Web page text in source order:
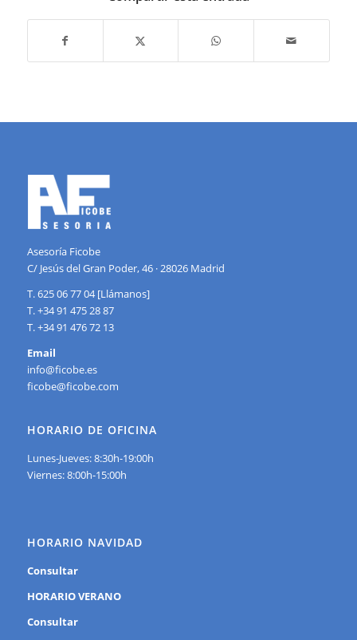
Asesoría Ficobe
C/ Jesús del Gran Poder, 46 · 28026 Madrid
T. 625 06 77 04 [Llámanos]
T. +34 91 475 28 87
T. +34 91 476 72 13
Email
info@ficobe.es
ficobe@ficobe.com
HORARIO DE OFICINA
Lunes-Jueves: 8:30h-19:00h
Viernes: 8:00h-15:00h
HORARIO NAVIDAD
Consultar
HORARIO VERANO
Consultar